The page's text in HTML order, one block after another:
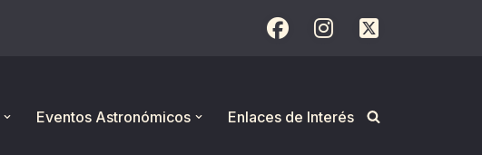
Eventos Astronómicos Enlaces de Interés